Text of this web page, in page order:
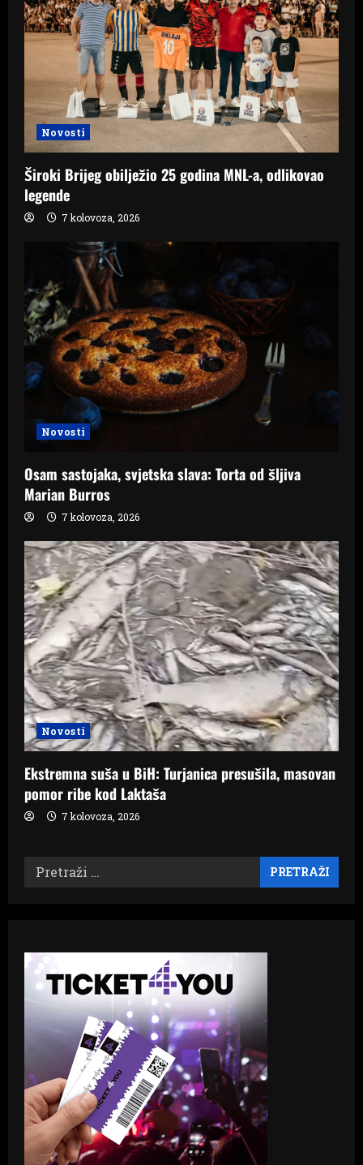
a
i
o
n
Novosti
Široki Brijeg obilježio 25 godina MNL-a, odlikovao
legende
7 kolovoza, 2026
Novosti
Osam sastojaka, svjetska slava: Torta od šljiva
Marian Burros
7 kolovoza, 2026
Novosti
Ekstremna suša u BiH: Turjanica presušila, masovan
pomor ribe kod Laktaša
7 kolovoza, 2026
Pretraži: